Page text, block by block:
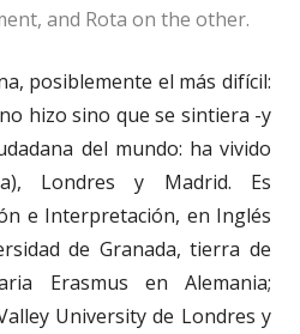
and Rota on the other.
posiblemente el más difícil:
hizo sino que se sintiera -y
del mundo: ha vivido
Londres y Madrid. Es
e Interpretación, en Inglés
de Granada, tierra de
Erasmus en Alemania;
University de Londres y